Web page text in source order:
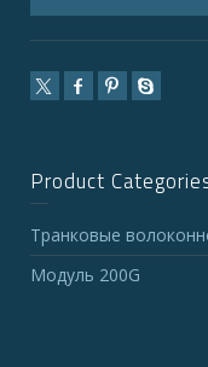
Product
Транковые
Модуль 200G